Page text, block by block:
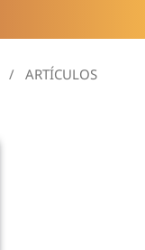
/ ARTÍCULOS